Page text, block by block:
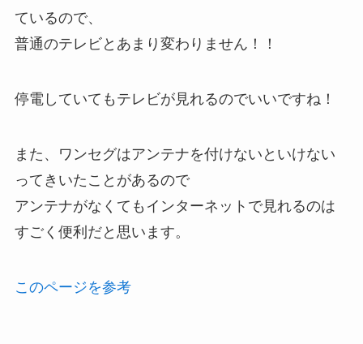
ているので、
普通のテレビとあまり変わりません！！
停電していてもテレビが見れるのでいいですね！
また、ワンセグはアンテナを付けないといけない
ってきいたことがあるので
アンテナがなくてもインターネットで見れるのは
すごく便利だと思います。
このページを参考